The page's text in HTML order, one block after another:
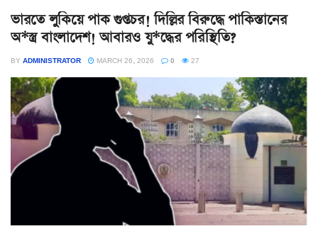
ভারতে লুকিয়ে পাক গুপ্তচর! দিল্লির বিরুদ্ধে পাকিস্তানের
অ*স্ত্র বাংলাদেশ! আবারও যু*দ্ধের পরিস্থিতি?
BY ADMINISTRATOR MARCH 26, 2026 0 27